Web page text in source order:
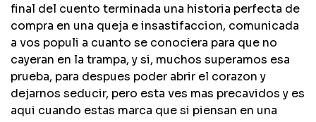
final del cuento terminada una historia perfecta de
compra en una queja e insastifaccion, comunicada
a vos populi a cuanto se conociera para que no
cayeran en la trampa, y si, muchos superamos esa
prueba, para despues poder abrir el corazon y
dejarnos seducir, pero esta ves mas precavidos y es
aqui cuando estas marca que si piensan en una